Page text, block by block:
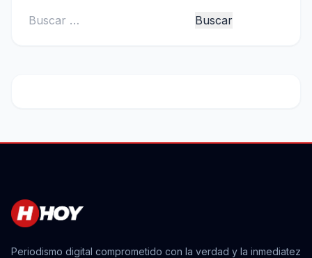
Buscar:
Periodismo digital comprometido con la verdad y la inmediatez